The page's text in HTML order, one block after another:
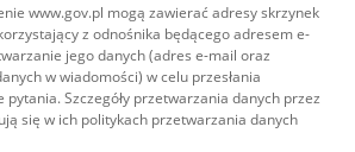
www.gov.pl mogą zawierać adresy skrzynek
z odnośnika będącego adresem e-
jego danych (adres e-mail oraz
w wiadomości) w celu przesłania
pytania. Szczegóły przetwarzania danych przez
się w ich politykach przetwarzania danych